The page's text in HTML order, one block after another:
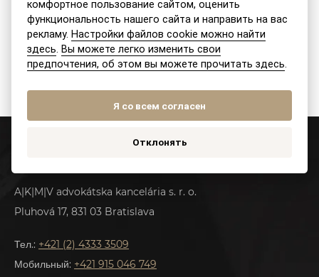
процесс, при котором...
ПРОЧИТАТЬ СТАТЬЮ
A|K|M|V advokátska kancelária s. r. o.
Pluhová 17, 831 03 Bratislava
Тел.: +421 (2) 4333 3509
Мобильный: +421 915 046 749
комфортное пользование сайтом, оценить
функциональность нашего сайта и направить на вас
рекламу. Настройки файлов cookie можно найти
здесь. Вы можете легко изменить свои
предпочтения, об этом вы можете прочитать здесь.
Я со всем согласен
Отклонять